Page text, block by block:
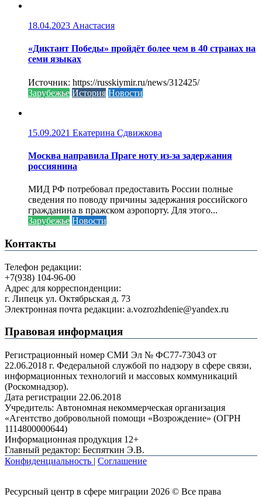
18.04.2023 Анастасия
«Диктант Победы» пройдёт более чем в 40 странах на
семи языках
Источник: https://russkiymir.ru/news/312425/
Зарубежье История Новости
15.09.2021 Екатерина Сдвижкова
Москва направила Праге ноту из-за задержания
россиянина
МИД РФ потребовал предоставить России полные
сведения по поводу причины задержания российского
гражданина в пражском аэропорту. Для этого...
Зарубежье Новости
Контакты
Телефон редакции:
+7(938) 104-96-00
Адрес для корреспонденции:
г. Липецк ул. Октябрьская д. 73
Электронная почта редакции: a.vozrozhdenie@yandex.ru
Правовая информация
Регистрационный номер СМИ Эл № ФС77-73043 от
22.06.2018 г. Федеральной службой по надзору в сфере связи,
информационных технологий и массовых коммуникаций
(Роскомнадзор).
Дата регистрации 22.06.2018
Учредитель: Автономная некоммерческая организация
«Агентство добровольной помощи «Возрождение» (ОГРН
1114800000644)
Информационная продукция 12+
Главный редактор: Беспяткин Э.В.
Конфиденциальность | Соглашение
Ресурсный центр в сфере миграции 2026 © Все права